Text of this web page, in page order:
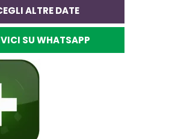
ALTRE DATE
SU WHATSAPP